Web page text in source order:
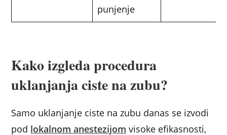
punjenje
Kako izgleda procedura
uklanjanja ciste na zubu?
Samo uklanjanje ciste na zubu danas se izvodi
pod lokalnom anestezijom visoke efikasnosti,